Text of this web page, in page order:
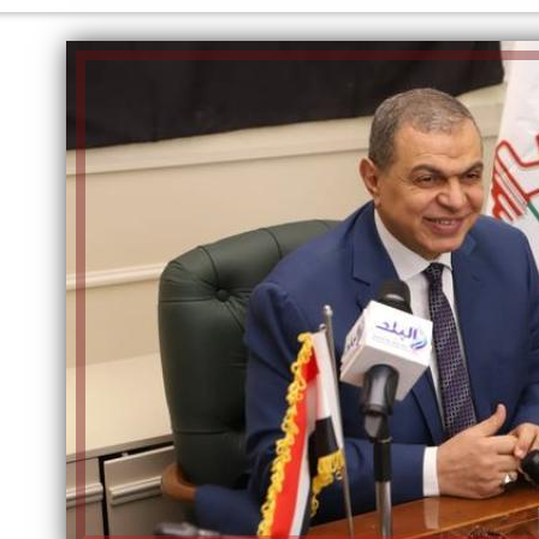
إلهام شرشر تكتب: دي مبقتش كورة..
دي سياسة